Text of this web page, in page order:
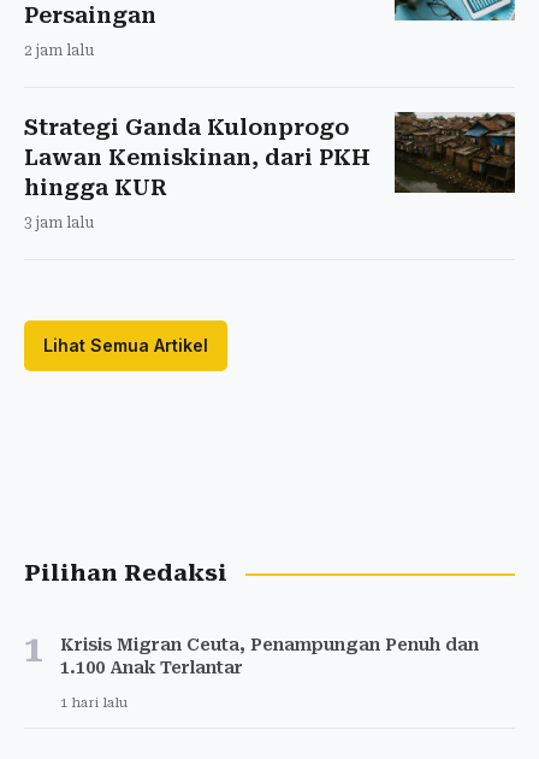
Persaingan
2 jam lalu
Strategi Ganda Kulonprogo
Lawan Kemiskinan, dari PKH
hingga KUR
3 jam lalu
Lihat Semua Artikel
Pilihan Redaksi
1
Krisis Migran Ceuta, Penampungan Penuh dan
1.100 Anak Terlantar
1 hari lalu